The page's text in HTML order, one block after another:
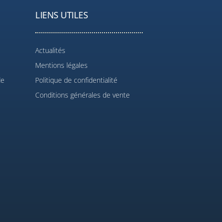
LIENS UTILES
Actualités
Mentions légales
Politique de confidentialité
Conditions générales de vente